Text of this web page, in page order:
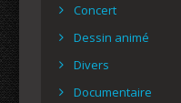
Concert
Dessin animé
Divers
Documentaire